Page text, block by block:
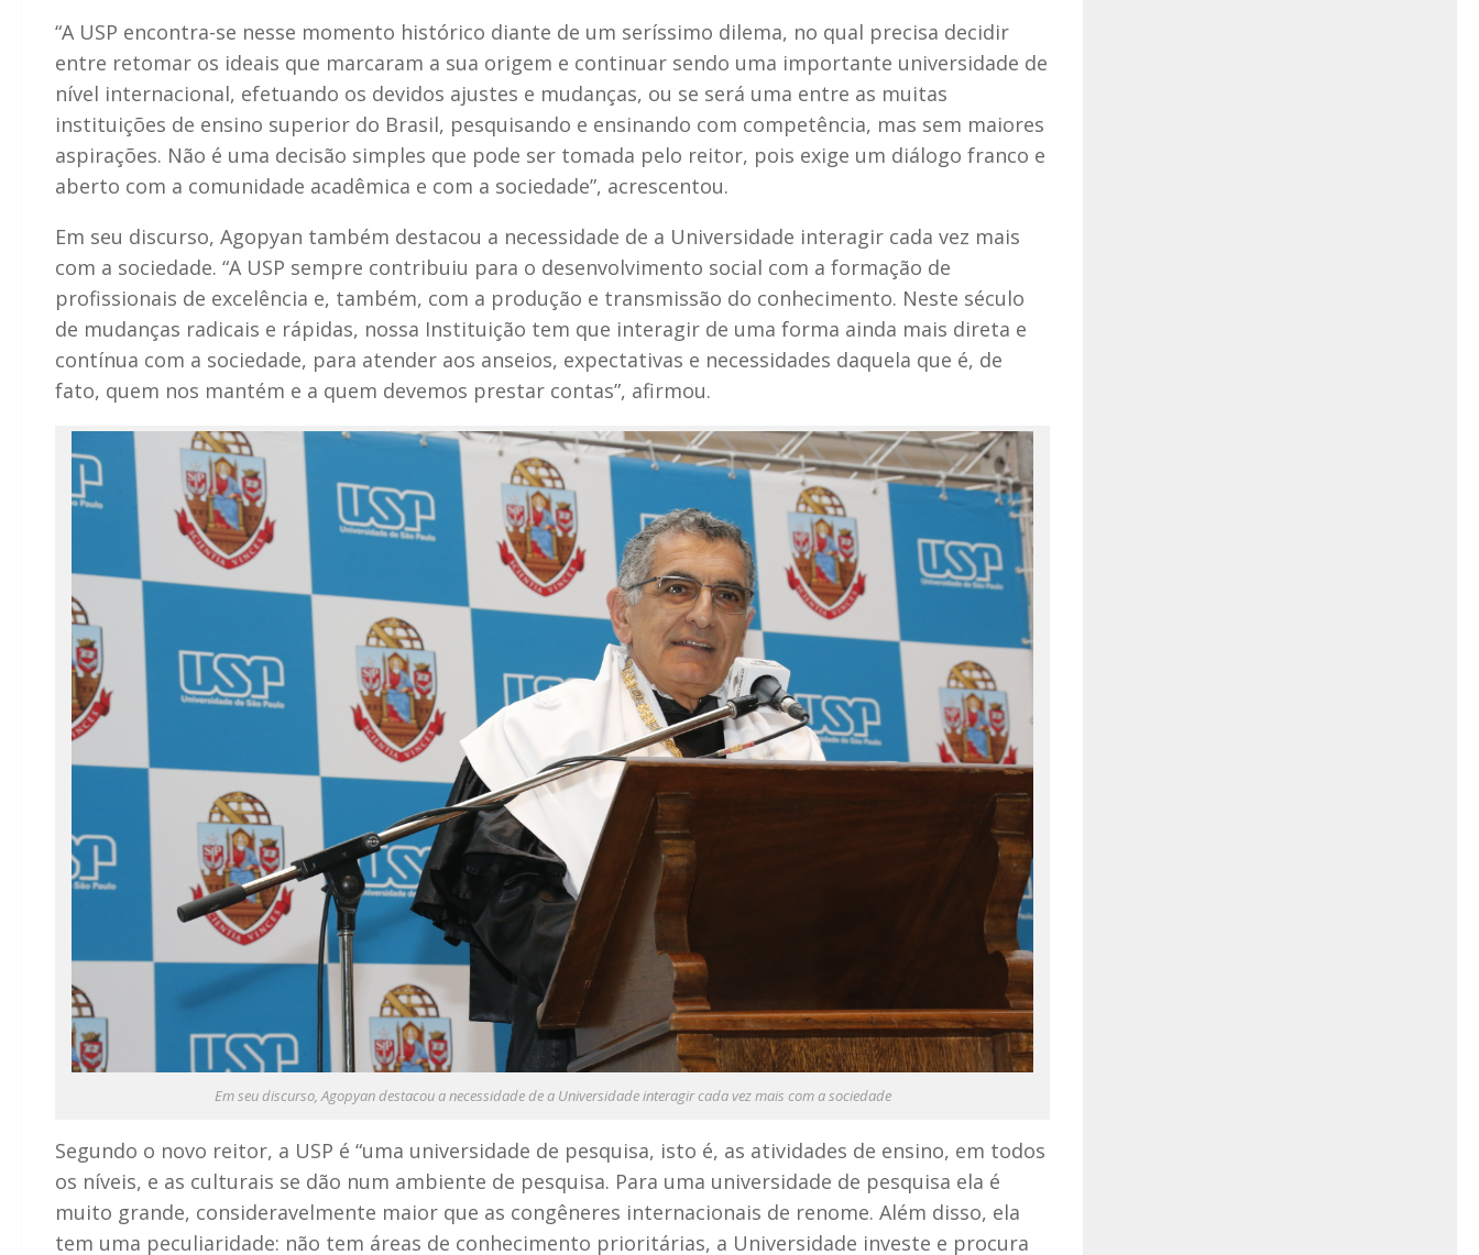
“A USP encontra-se nesse momento histórico diante de um seríssimo dilema, no qual precisa decidir
entre retomar os ideais que marcaram a sua origem e continuar sendo uma importante universidade de
nível internacional, efetuando os devidos ajustes e mudanças, ou se será uma entre as muitas
instituições de ensino superior do Brasil, pesquisando e ensinando com competência, mas sem maiores
aspirações. Não é uma decisão simples que pode ser tomada pelo reitor, pois exige um diálogo franco e
aberto com a comunidade acadêmica e com a sociedade”, acrescentou.
Em seu discurso, Agopyan também destacou a necessidade de a Universidade interagir cada vez mais
com a sociedade. “A USP sempre contribuiu para o desenvolvimento social com a formação de
profissionais de excelência e, também, com a produção e transmissão do conhecimento. Neste século
de mudanças radicais e rápidas, nossa Instituição tem que interagir de uma forma ainda mais direta e
contínua com a sociedade, para atender aos anseios, expectativas e necessidades daquela que é, de
fato, quem nos mantém e a quem devemos prestar contas”, afirmou.
Em seu discurso, Agopyan destacou a necessidade de a Universidade interagir cada vez mais com a sociedade
Segundo o novo reitor, a USP é “uma universidade de pesquisa, isto é, as atividades de ensino, em todos
os níveis, e as culturais se dão num ambiente de pesquisa. Para uma universidade de pesquisa ela é
muito grande, consideravelmente maior que as congêneres internacionais de renome. Além disso, ela
tem uma peculiaridade: não tem áreas de conhecimento prioritárias, a Universidade investe e procura